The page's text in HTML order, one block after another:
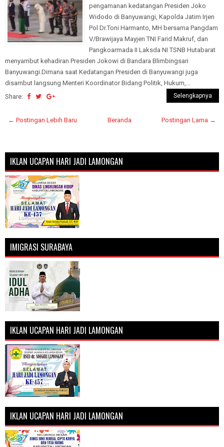
pengamanan kedatangan Presiden Joko
Widodo di Banyuwangi, Kapolda Jatim Irjen
Pol Dr.Toni Harmanto, MH bersama Pangdam
V/Brawijaya Mayjen TNI Farid Makruf, dan
Pangkoarmada II Laksda NI TSNB Hutabarat
menyambut kehadiran Presiden Jokowi di Bandara Blimbingsari
Banyuwangi.Dimana saat Kedatangan Presiden di Banyuwangi juga
disambut langsung Menteri Koordinator Bidang Politik, Hukum,...
Share:
Selengkapnya
← Postingan Lebih Baru Postingan Lama →
Beranda
IKLAN UCAPAN HARI JADI LAMONGAN
IMIGRASI SURABAYA
IKLAN UCAPAN HARI JADI LAMONGAN
IKLAN UCAPAN HARI JADI LAMONGAN